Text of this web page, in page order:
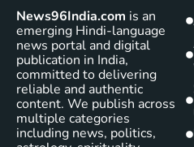
News96India.com is an
emerging Hindi-language
news portal and digital
publication in India,
committed to delivering
reliable and authentic
content. We publish across
multiple categories
including news, politics,